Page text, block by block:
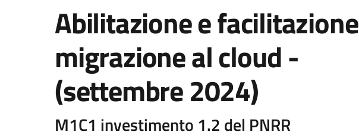
Abilitazione e facilitazione
migrazione al cloud -
(settembre 2024)
M1C1 investimento 1.2 del PNRR